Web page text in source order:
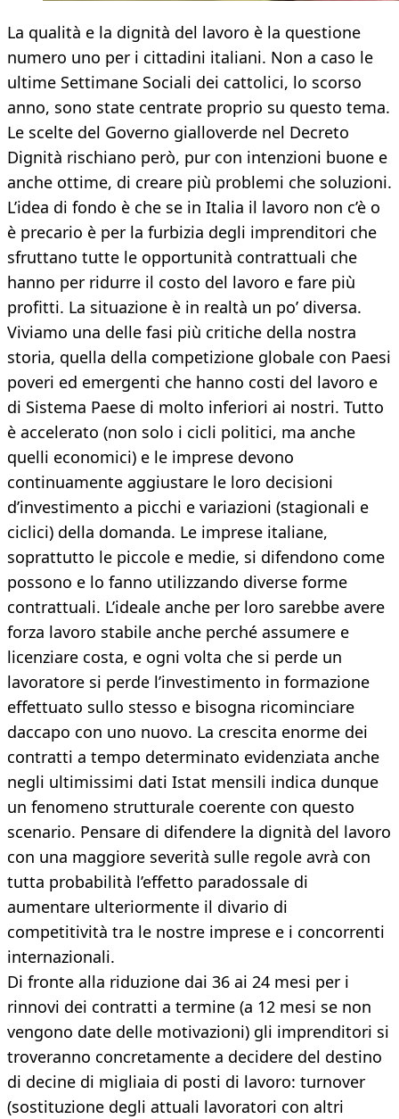
La qualità e la dignità del lavoro è la questione
numero uno per i cittadini italiani. Non a caso le
ultime Settimane Sociali dei cattolici, lo scorso
anno, sono state centrate proprio su questo tema.
Le scelte del Governo gialloverde nel Decreto
Dignità rischiano però, pur con intenzioni buone e
anche ottime, di creare più problemi che soluzioni.
L’idea di fondo è che se in Italia il lavoro non c’è o
è precario è per la furbizia degli imprenditori che
sfruttano tutte le opportunità contrattuali che
hanno per ridurre il costo del lavoro e fare più
profitti. La situazione è in realtà un po’ diversa.
Viviamo una delle fasi più critiche della nostra
storia, quella della competizione globale con Paesi
poveri ed emergenti che hanno costi del lavoro e
di Sistema Paese di molto inferiori ai nostri. Tutto
è accelerato (non solo i cicli politici, ma anche
quelli economici) e le imprese devono
continuamente aggiustare le loro decisioni
d’investimento a picchi e variazioni (stagionali e
ciclici) della domanda. Le imprese italiane,
soprattutto le piccole e medie, si difendono come
possono e lo fanno utilizzando diverse forme
contrattuali. L’ideale anche per loro sarebbe avere
forza lavoro stabile anche perché assumere e
licenziare costa, e ogni volta che si perde un
lavoratore si perde l’investimento in formazione
effettuato sullo stesso e bisogna ricominciare
daccapo con uno nuovo. La crescita enorme dei
contratti a tempo determinato evidenziata anche
negli ultimissimi dati Istat mensili indica dunque
un fenomeno strutturale coerente con questo
scenario. Pensare di difendere la dignità del lavoro
con una maggiore severità sulle regole avrà con
tutta probabilità l’effetto paradossale di
aumentare ulteriormente il divario di
competitività tra le nostre imprese e i concorrenti
internazionali.
Di fronte alla riduzione dai 36 ai 24 mesi per i
rinnovi dei contratti a termine (a 12 mesi se non
vengono date delle motivazioni) gli imprenditori si
troveranno concretamente a decidere del destino
di decine di migliaia di posti di lavoro: turnover
(sostituzione degli attuali lavoratori con altri